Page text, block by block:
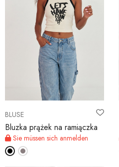
BLUSE
Bluzka prążek na ramiączka
Sie müssen sich anmelden